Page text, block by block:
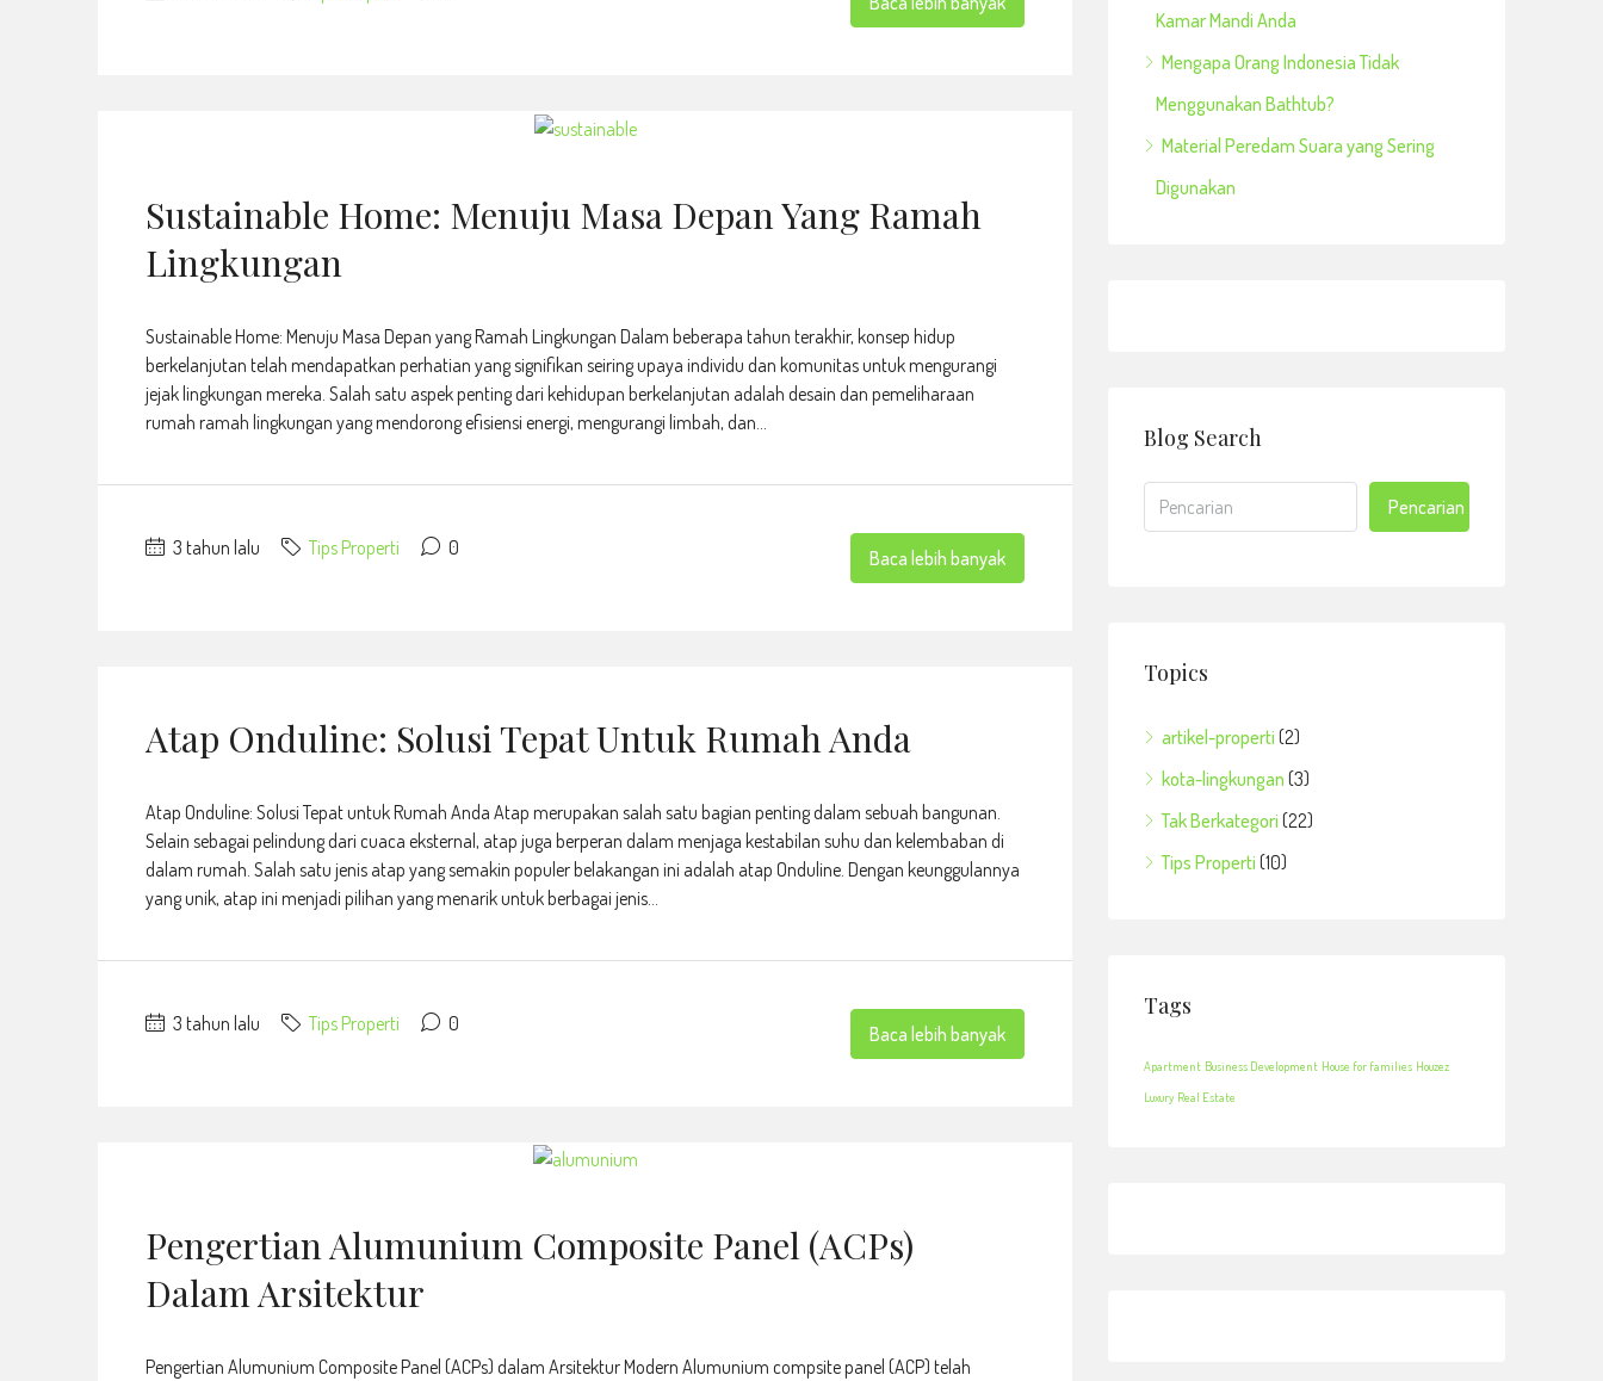
Sustainable Home: Menuju Masa Depan Yang Ramah
Lingkungan
Sustainable Home: Menuju Masa Depan yang Ramah Lingkungan Dalam beberapa tahun terakhir, konsep hidup
berkelanjutan telah mendapatkan perhatian yang signifikan seiring upaya individu dan komunitas untuk mengurangi
jejak lingkungan mereka. Salah satu aspek penting dari kehidupan berkelanjutan adalah desain dan pemeliharaan
rumah ramah lingkungan yang mendorong efisiensi energi, mengurangi limbah, dan...
3 tahun lalu Tips Properti 0 Baca lebih banyak
Atap Onduline: Solusi Tepat Untuk Rumah Anda
Atap Onduline: Solusi Tepat untuk Rumah Anda Atap merupakan salah satu bagian penting dalam sebuah bangunan.
Selain sebagai pelindung dari cuaca eksternal, atap juga berperan dalam menjaga kestabilan suhu dan kelembaban di
dalam rumah. Salah satu jenis atap yang semakin populer belakangan ini adalah atap Onduline. Dengan keunggulannya
yang unik, atap ini menjadi pilihan yang menarik untuk berbagai jenis...
3 tahun lalu Tips Properti 0 Baca lebih banyak
Pengertian Alumunium Composite Panel (ACPs)
Dalam Arsitektur
Pengertian Alumunium Composite Panel (ACPs) dalam Arsitektur Modern Alumunium compsite panel (ACP) telah
Kamar Mandi Anda
Mengapa Orang Indonesia Tidak
Menggunakan Bathtub?
Material Peredam Suara yang Sering
Digunakan
Blog Search
Pencarian
Topics
artikel-properti (2)
kota-lingkungan (3)
Tak Berkategori (22)
Tips Properti (10)
Tags
Apartment Business Development House for families Houzez
Luxury Real Estate